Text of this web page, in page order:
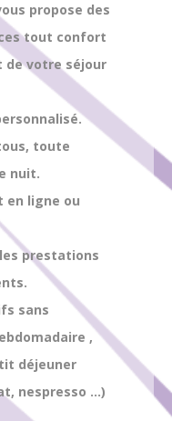
propose des
tout confort
votre séjour
toute
nuit.
en ligne ou
prestations
sans
,
déjeuner
nespresso …)